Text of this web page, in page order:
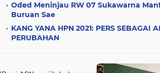
Oded Meninjau RW 07 Sukawarna
Buruan Sae
KANG YANA HPN 2021: PERS SEBAGAI
PERUBAHAN